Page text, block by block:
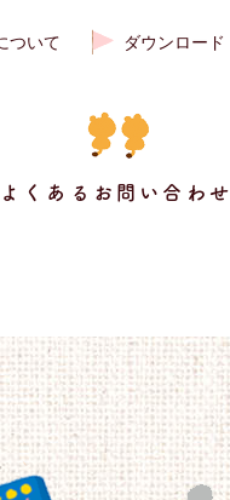
ついて ダウンロード
よくあるお問い合わせ